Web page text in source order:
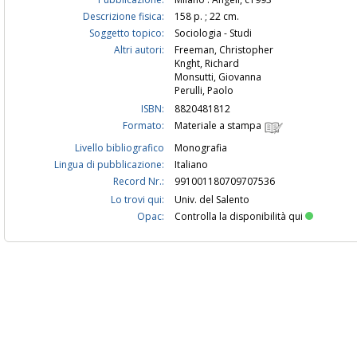
Descrizione fisica:
158 p. ; 22 cm.
Soggetto topico:
Sociologia - Studi
Altri autori:
Freeman, Christopher
Knght, Richard
Monsutti, Giovanna
Perulli, Paolo
ISBN:
8820481812
Formato:
Materiale a stampa
Livello bibliografico
Monografia
Lingua di pubblicazione:
Italiano
Record Nr.:
991001180709707536
Lo trovi qui:
Univ. del Salento
Opac:
Controlla la disponibilità qui